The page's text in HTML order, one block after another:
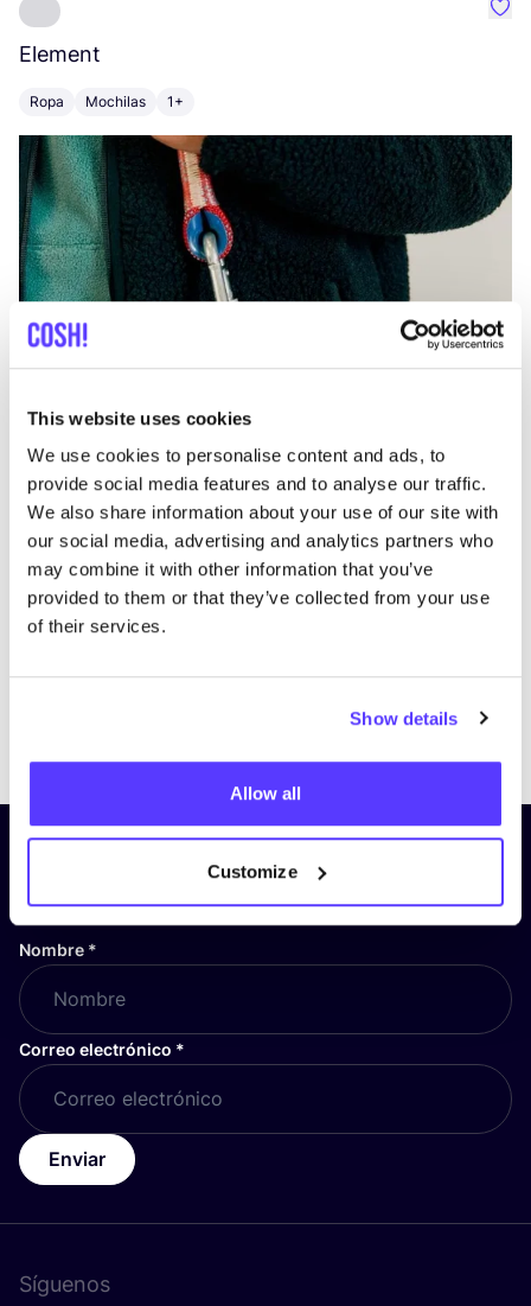
This website uses cookies
We use cookies to personalise content and ads, to
provide social media features and to analyse our traffic.
We also share information about your use of our site with
our social media, advertising and analytics partners who
may combine it with other information that you’ve
provided to them or that they’ve collected from your use
of their services.
Show details
Allow all
Customize
Element
Ropa Mochilas 1+
PreviousNext
¡Suscríbete a nuestro boletín
y mantente informado!
Nombre *
Correo electrónico *
Enviar
Síguenos